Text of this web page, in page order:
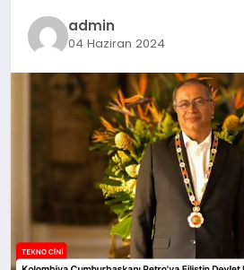
admin
04 Haziran 2024